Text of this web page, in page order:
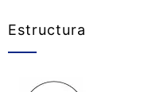
Estructura